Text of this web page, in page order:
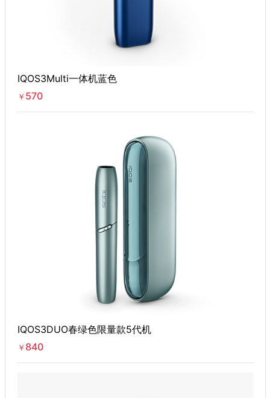
IQOS3Multi一体机蓝色
￥ 570
IQOS3DUO春绿色限量款5代机
￥ 840